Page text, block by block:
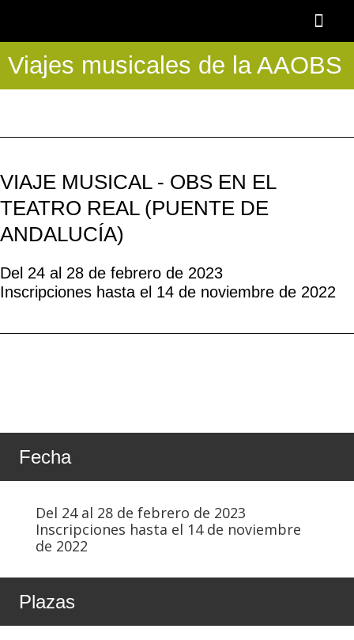
Viajes musicales de la AAOBS
VIAJE MUSICAL - OBS EN EL
TEATRO REAL (PUENTE DE
ANDALUCÍA)
Del 24 al 28 de febrero de 2023
Inscripciones hasta el 14 de noviembre de 2022
Fecha
Del 24 al 28 de febrero de 2023
Inscripciones hasta el 14 de noviembre
de 2022
Plazas